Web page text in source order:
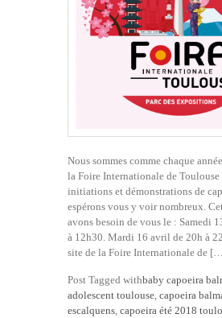
Nous sommes comme chaque
la Foire Internationale de Toulouse
initiations et démonstrations de
espérons vous y voir nombreux.
avons besoin de vous le : Samedi
à 12h30. Mardi 16 avril de 20h à
site de la Foire Internationale de
Post Tagged withbaby capoeira
adolescent toulouse, capoeira
escalquens, capoeira été 2018